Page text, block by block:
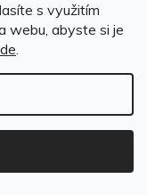
s využitím
webu, abyste si je
.